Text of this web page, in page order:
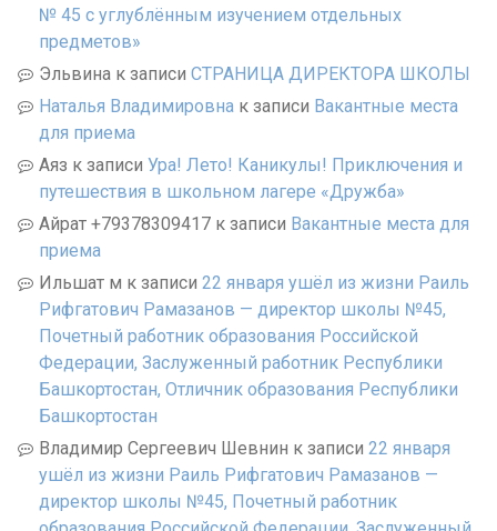
№ 45 с углублённым изучением отдельных
предметов»
Эльвина к записи СТРАНИЦА ДИРЕКТОРА ШКОЛЫ
Наталья Владимировна к записи Вакантные места
для приема
Аяз к записи Ура! Лето! Каникулы! Приключения и
путешествия в школьном лагере «Дружба»
Айрат +79378309417 к записи Вакантные места для
приема
Ильшат м к записи 22 января ушёл из жизни Раиль
Рифгатович Рамазанов — директор школы №45,
Почетный работник образования Российской
Федерации, Заслуженный работник Республики
Башкортостан, Отличник образования Республики
Башкортостан
Владимир Сергеевич Шевнин к записи 22 января
ушёл из жизни Раиль Рифгатович Рамазанов —
директор школы №45, Почетный работник